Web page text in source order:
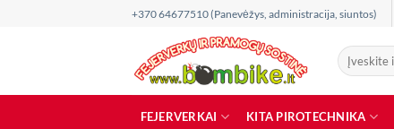
+370 64677510 (Panevėžys, administracija, siuntos)
Ieškoti:
FEJERVERKAI KITA PIROTECHNIKA